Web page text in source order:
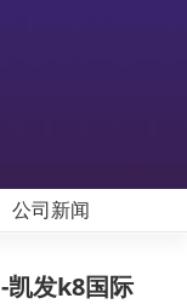
公司新闻
凯发k8国际